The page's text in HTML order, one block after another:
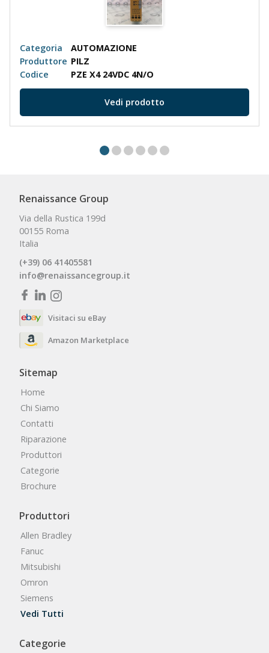
Categoria
AUTOMAZIONE
Produttore PILZ
Codice
PZE X4 24VDC 4N/O
Vedi prodotto
Renaissance Group
Via della Rustica 199d
00155 Roma
Italia
(+39) 06 41405581
info@renaissancegroup.it
Visitaci su eBay
Amazon Marketplace
Sitemap
Home
Chi Siamo
Contatti
Riparazione
Produttori
Categorie
Brochure
Produttori
Allen Bradley
Fanuc
Mitsubishi
Omron
Siemens
Vedi Tutti
Categorie